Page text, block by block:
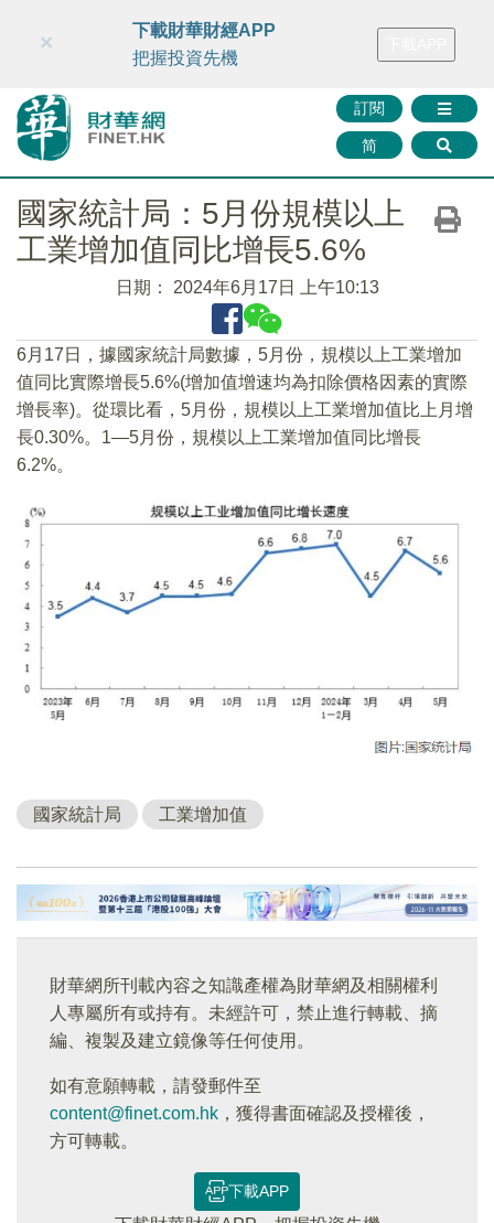
財華智庫網 FINTV FINMETA 財華證券 媒體矩陣
訂閱
简
×
下載財華財經APP
把握投資先機
國家統計局：5月份規模以上
工業增加值同比增長5.6%
日期： 2024年6月17日 上午10:13
6月17日，據國家統計局數據，5月份，規模以上工業增加
值同比實際增長5.6%(增加值增速均為扣除價格因素的實際
增長率)。從環比看，5月份，規模以上工業增加值比上月增
長0.30%。1—5月份，規模以上工業增加值同比增長
6.2%。
國家統計局 工業增加值
財華網所刊載內容之知識產權為財華網及相關權利
人專屬所有或持有。未經許可，禁止進行轉載、摘
編、複製及建立鏡像等任何使用。
如有意願轉載，請發郵件至
content@finet.com.hk ，獲得書面確認及授權後，
方可轉載。
下載APP